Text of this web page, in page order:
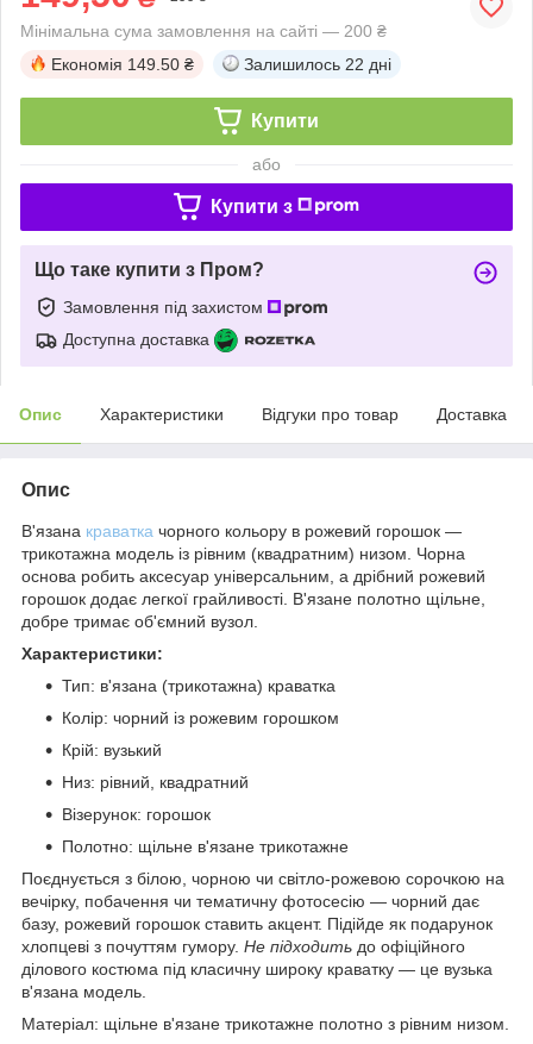
Мінімальна сума замовлення на сайті — 200 ₴
Економія 149.50 ₴ Залишилось 22 дні
Купити
або
Купити з
Що таке купити з Пром?
Замовлення під захистом
Доступна доставка
Опис Характеристики Відгуки про товар Доставка
Опис
В'язана краватка чорного кольору в рожевий горошок —
трикотажна модель із рівним (квадратним) низом. Чорна
основа робить аксесуар універсальним, а дрібний рожевий
горошок додає легкої грайливості. В'язане полотно щільне,
добре тримає об'ємний вузол.
Характеристики:
Тип: в'язана (трикотажна) краватка
Колір: чорний із рожевим горошком
Крій: вузький
Низ: рівний, квадратний
Візерунок: горошок
Полотно: щільне в'язане трикотажне
Поєднується з білою, чорною чи світло-рожевою сорочкою на
вечірку, побачення чи тематичну фотосесію — чорний дає
базу, рожевий горошок ставить акцент. Підійде як подарунок
хлопцеві з почуттям гумору. Не підходить до офіційного
ділового костюма під класичну широку краватку — це вузька
в'язана модель.
Матеріал: щільне в'язане трикотажне полотно з рівним низом.